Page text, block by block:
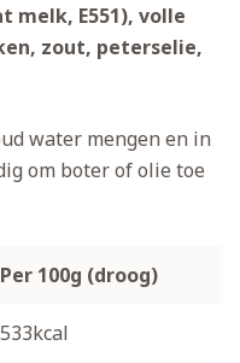
melk, E551), volle
zout, peterselie,
water mengen en in
om boter of olie toe
Per 100g (droog)
533kcal